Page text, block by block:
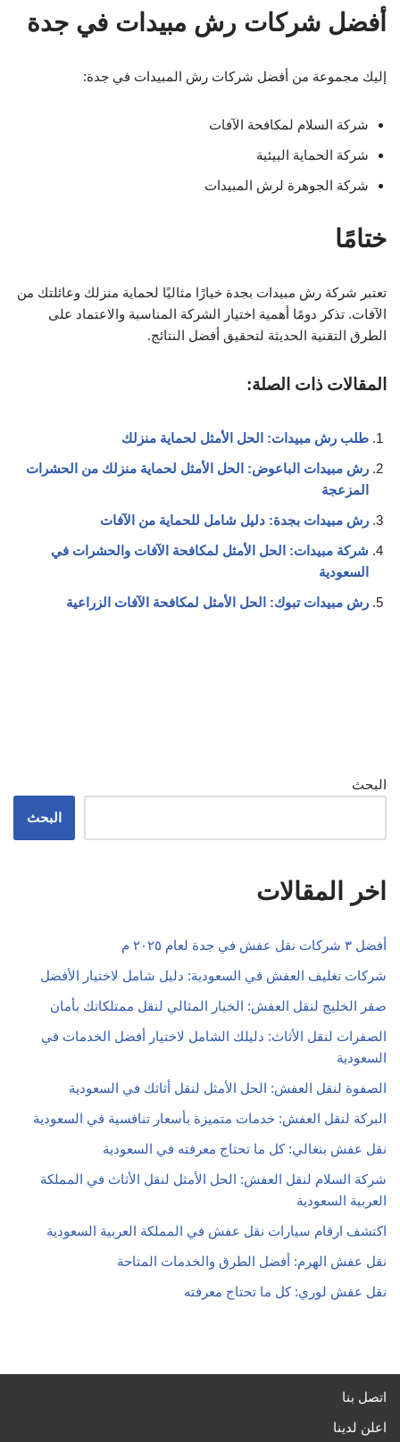
أفضل شركات رش مبيدات في جدة
إليك مجموعة من أفضل شركات رش المبيدات في جدة:
شركة السلام لمكافحة الآفات
شركة الحماية البيئية
شركة الجوهرة لرش المبيدات
ختامًا
تعتبر شركة رش مبيدات بجدة خيارًا مثاليًا لحماية منزلك وعائلتك من
الآفات. تذكر دومًا أهمية اختيار الشركة المناسبة والاعتماد على
الطرق التقنية الحديثة لتحقيق أفضل النتائج.
المقالات ذات الصلة:
طلب رش مبيدات: الحل الأمثل لحماية منزلك
رش مبيدات الباعوض: الحل الأمثل لحماية منزلك من الحشرات
المزعجة
رش مبيدات بجدة: دليل شامل للحماية من الآفات
شركة مبيدات: الحل الأمثل لمكافحة الآفات والحشرات في
السعودية
رش مبيدات تبوك: الحل الأمثل لمكافحة الآفات الزراعية
البحث
البحث
اخر المقالات
أفضل ٣ شركات نقل عفش في جدة لعام ٢٠٢٥ م
شركات تغليف العفش في السعودية: دليل شامل لاختيار الأفضل
صقر الخليج لنقل العفش: الخيار المثالي لنقل ممتلكاتك بأمان
الصفرات لنقل الأثاث: دليلك الشامل لاختيار أفضل الخدمات في
السعودية
الصفوة لنقل العفش: الحل الأمثل لنقل أثاثك في السعودية
البركة لنقل العفش: خدمات متميزة بأسعار تنافسية في السعودية
نقل عفش بنغالي: كل ما تحتاج معرفته في السعودية
شركة السلام لنقل العفش: الحل الأمثل لنقل الأثاث في المملكة
العربية السعودية
اكتشف ارقام سيارات نقل عفش في المملكة العربية السعودية
نقل عفش الهرم: أفضل الطرق والخدمات المتاحة
نقل عفش لوري: كل ما تحتاج معرفته
اتصل بنا
اعلن لدينا